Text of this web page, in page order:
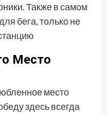
Также в самом
бега, только не
Место
место
здесь всегда